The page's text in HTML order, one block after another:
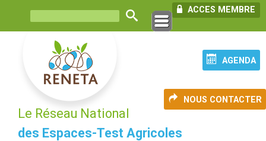
ACCES MEMBRE
AGENDA
NOUS CONTACTER
Le Réseau National
des Espaces-Test Agricoles